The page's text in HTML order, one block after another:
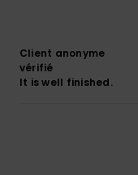
Client anonyme
vérifié
It is well finished.